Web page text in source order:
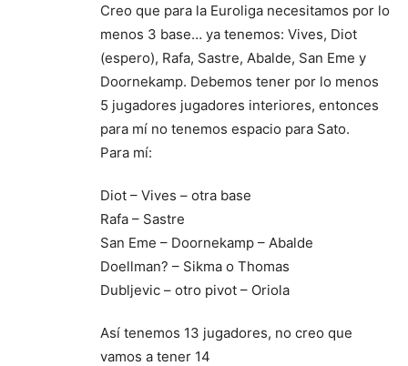
Creo que para la Euroliga necesitamos por lo
menos 3 base… ya tenemos: Vives, Diot
(espero), Rafa, Sastre, Abalde, San Eme y
Doornekamp. Debemos tener por lo menos
5 jugadores jugadores interiores, entonces
para mí no tenemos espacio para Sato.
Para mí:
Diot – Vives – otra base
Rafa – Sastre
San Eme – Doornekamp – Abalde
Doellman? – Sikma o Thomas
Dubljevic – otro pivot – Oriola
Así tenemos 13 jugadores, no creo que
vamos a tener 14